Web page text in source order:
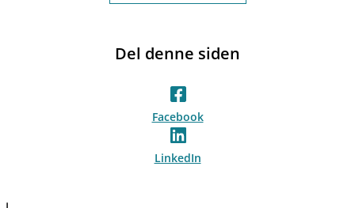
Del denne siden
Facebook
LinkedIn